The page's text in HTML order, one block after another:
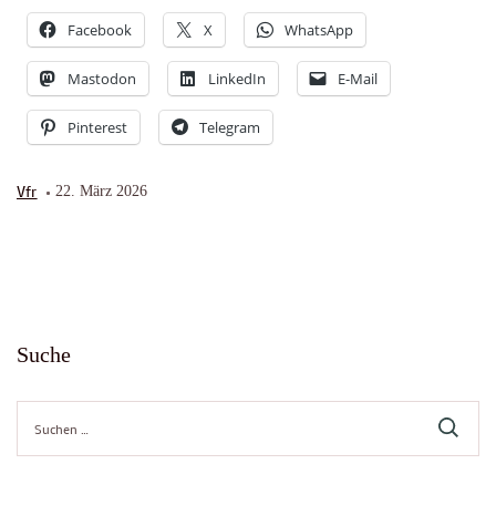
Facebook X WhatsApp
Mastodon LinkedIn E-Mail
Pinterest Telegram
Vfr 22. März 2026
Suche
nach: